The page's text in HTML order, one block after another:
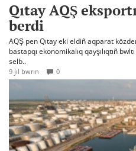
Qıtay AQŞ
berdi
AQŞ pen Qıtay eki eldiñ aqparat
bastapqı ekonomikalıq qayşılıqtıñ
selb..
9 jıl bwrın 0